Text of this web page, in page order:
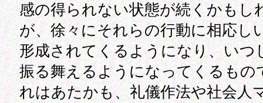
感の得られない状態が続くかもし
が、徐々にそれらの行動に相応し
形成されてくるようになり、いつ
振る舞えるようになってくるもの
れはあたかも、礼儀作法や社会人